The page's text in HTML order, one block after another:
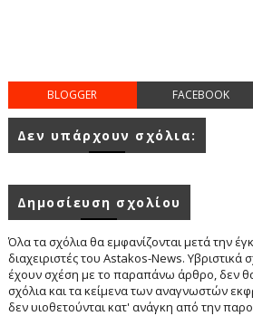
BLOGGER FACEBOOK
Δεν υπάρχουν σχόλια:
Δημοσίευση σχολίου
Όλα τα σχόλια θα εμφανίζονται μετά την
διαχειριστές του Astakos-News. Υβριστικά
έχουν σχέση με το παραπάνω άρθρο, δεν
σχόλια και τα κείμενα των αναγνωστών
δεν υιοθετούνται κατ' ανάγκη από την